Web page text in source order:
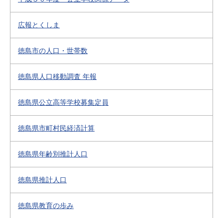
広報とくしま
徳島市の人口・世帯数
徳島県人口移動調査 年報
徳島県公立高等学校募集定員
徳島県市町村民経済計算
徳島県年齢別推計人口
徳島県推計人口
徳島県教育の歩み